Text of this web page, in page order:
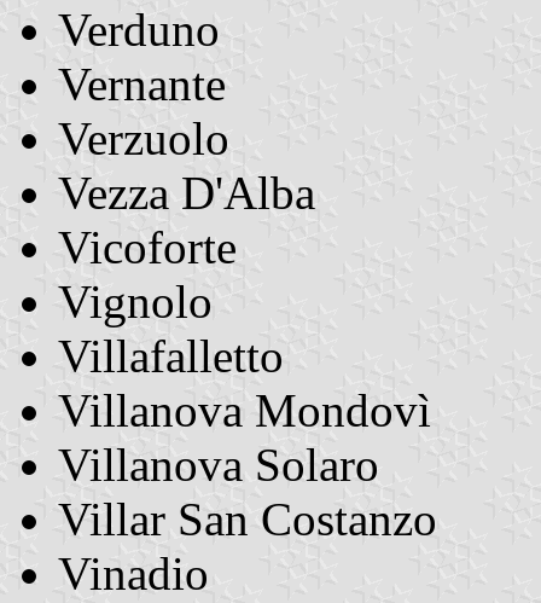
Verduno
Vernante
Verzuolo
Vezza D'Alba
Vicoforte
Vignolo
Villafalletto
Villanova Mondovì
Villanova Solaro
Villar San Costanzo
Vinadio